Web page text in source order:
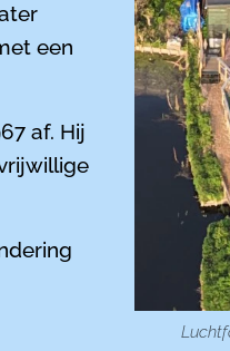
een
af. Hij